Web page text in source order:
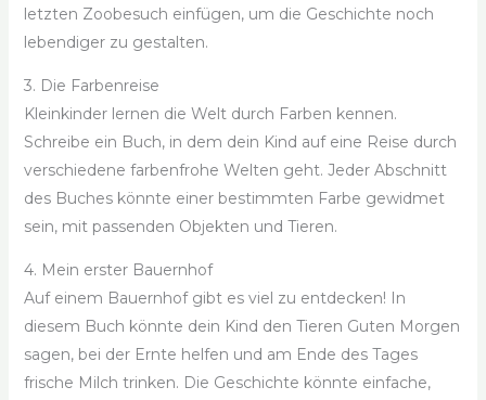
letzten Zoobesuch einfügen, um die Geschichte noch
lebendiger zu gestalten.
3. Die Farbenreise
Kleinkinder lernen die Welt durch Farben kennen.
Schreibe ein Buch, in dem dein Kind auf eine Reise durch
verschiedene farbenfrohe Welten geht. Jeder Abschnitt
des Buches könnte einer bestimmten Farbe gewidmet
sein, mit passenden Objekten und Tieren.
4. Mein erster Bauernhof
Auf einem Bauernhof gibt es viel zu entdecken! In
diesem Buch könnte dein Kind den Tieren Guten Morgen
sagen, bei der Ernte helfen und am Ende des Tages
frische Milch trinken. Die Geschichte könnte einfache,